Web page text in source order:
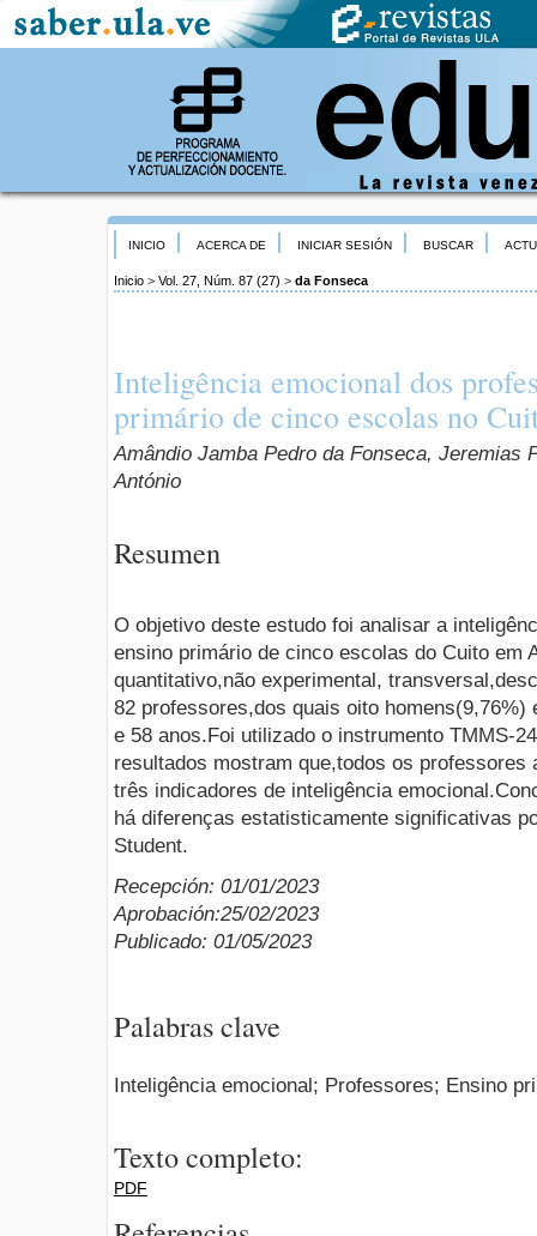
INICIO ACERCA DE INICIAR SESIÓN BUSCAR
Inicio > Vol. 27, Núm. 87 (27) > da Fonseca
Inteligência emocional dos
primário de cinco escolas no
Amândio Jamba Pedro da Fonseca, Jeremias
António
Resumen
O objetivo deste estudo foi analisar a
ensino primário de cinco escolas do Cuito em
quantitativo,não experimental,
82 professores,dos quais oito homens(9,76%)
e 58 anos.Foi utilizado o instrumento TMMS-
resultados mostram que,todos os professores
três indicadores de inteligência
há diferenças estatisticamente significativas
Student.
Recepción: 01/01/2023
Aprobación:25/02/2023
Publicado: 01/05/2023
Palabras clave
Inteligência emocional; Professores; Ensino
Texto completo:
PDF